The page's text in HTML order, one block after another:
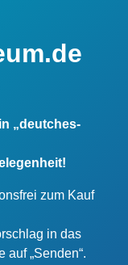
„deutches-
zum Kauf
in das
„Senden“.